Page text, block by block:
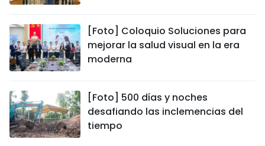
[Foto] Coloquio Soluciones para
mejorar la salud visual en la era
moderna
[Foto] 500 días y noches
desafiando las inclemencias del
tiempo